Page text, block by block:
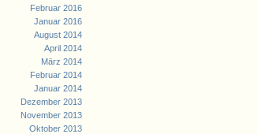
Februar 2016
Januar 2016
August 2014
April 2014
März 2014
Februar 2014
Januar 2014
Dezember 2013
November 2013
Oktober 2013